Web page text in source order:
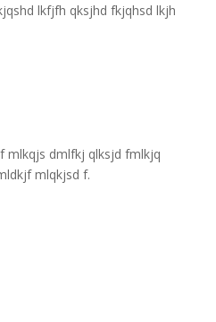
lkfjfh qksjhd fkjqhsd lkjh
mlkqjs dmlfkj qlksjd fmlkjq
mlqkjsd f.